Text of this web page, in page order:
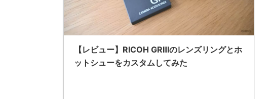
【レビュー】RICOH GRⅢのレンズリングとホ
ットシューをカスタムしてみた